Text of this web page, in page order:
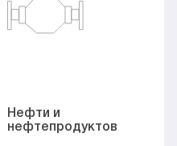
Нефти и
нефтепродуктов